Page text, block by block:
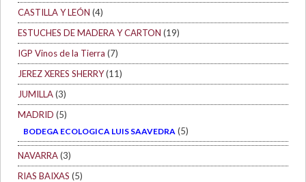
CASTILLA Y LEÓN (4)
ESTUCHES DE MADERA Y CARTON (19)
IGP Vinos de la Tierra (7)
JEREZ XERES SHERRY(11)
JUMILLA(3)
MADRID (5)
BODEGA ECOLOGICA LUIS SAAVEDRA (5)
NAVARRA(3)
RIAS BAIXAS (5)